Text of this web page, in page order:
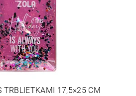
TRBLIETKAMI 17,5×25 CM